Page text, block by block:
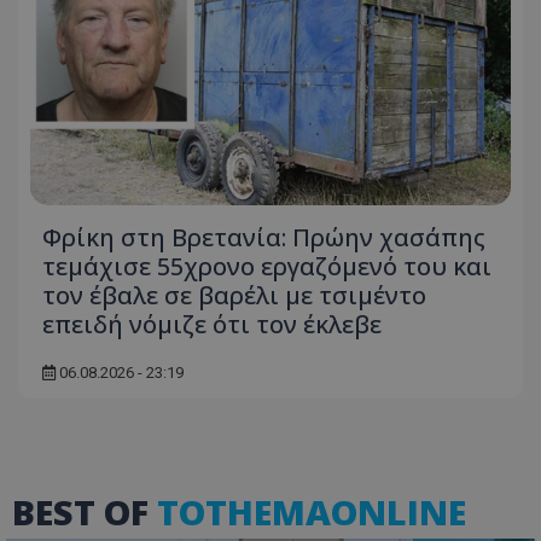
Φρίκη στη Βρετανία: Πρώην χασάπης
τεμάχισε 55χρονο εργαζόμενό του και
τον έβαλε σε βαρέλι με τσιμέντο
επειδή νόμιζε ότι τον έκλεβε
06.08.2026 - 23:19
BEST OF TOTHEMAONLINE
ASP.NET_SessionId
Microsoft Corporation